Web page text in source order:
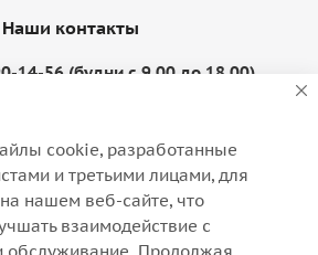
Наши контакты
14-56 (будни с 9.00 до 18.00)
шоссе, д. 132, стр. 9
cookie, разработанные
и третьими лицами, для
нашем веб-сайте, что
взаимодействие с